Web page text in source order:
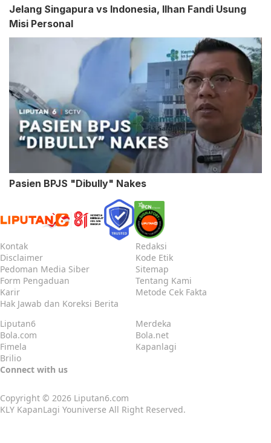
Jelang Singapura vs Indonesia, Ilhan Fandi Usung
Misi Personal
Pasien BPJS "Dibully" Nakes
Kontak
Redaksi
Disclaimer
Kode Etik
Pedoman Media Siber
Sitemap
Form Pengaduan
Tentang Kami
Karir
Metode Cek Fakta
Hak Jawab dan Koreksi Berita
Liputan6
Merdeka
Bola.com
Bola.net
Fimela
Kapanlagi
Brilio
Connect with us
Copyright © 2026 Liputan6.com
KLY KapanLagi Youniverse All Right Reserved.